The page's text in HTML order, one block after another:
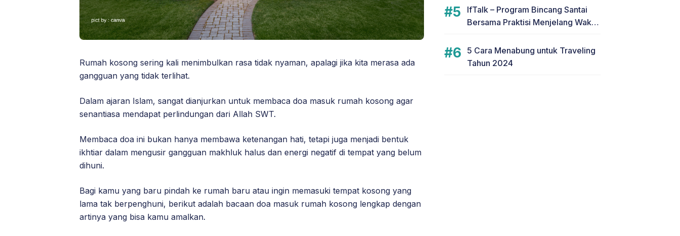
Rumah kosong sering kali menimbulkan rasa tidak nyaman, apalagi jika kita merasa ada
gangguan yang tidak terlihat.
Dalam ajaran Islam, sangat dianjurkan untuk membaca doa masuk rumah kosong agar
senantiasa mendapat perlindungan dari Allah SWT.
Membaca doa ini bukan hanya membawa ketenangan hati, tetapi juga menjadi bentuk
ikhtiar dalam mengusir gangguan makhluk halus dan energi negatif di tempat yang belum
dihuni.
Bagi kamu yang baru pindah ke rumah baru atau ingin memasuki tempat kosong yang
lama tak berpenghuni, berikut adalah bacaan doa masuk rumah kosong lengkap dengan
artinya yang bisa kamu amalkan.
IfTalk – Program Bincang Santai
Bersama Praktisi Menjelang Waktu
5 Cara Menabung untuk Traveling
Tahun 2024